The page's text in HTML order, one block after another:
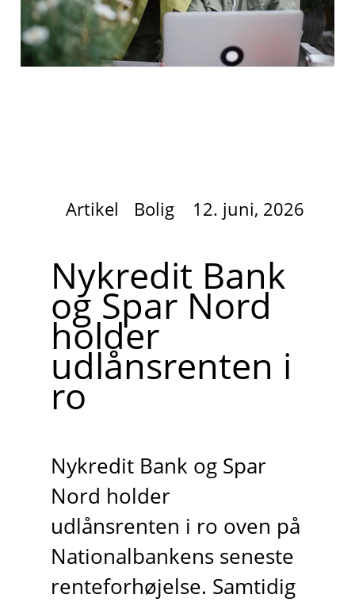
Artikel Bolig 12. juni, 2026
Nykredit Bank
og Spar Nord
holder
udlånsrenten i
ro
Nykredit Bank og Spar
Nord holder
udlånsrenten i ro oven på
Nationalbankens seneste
renteforhøjelse. Samtidig